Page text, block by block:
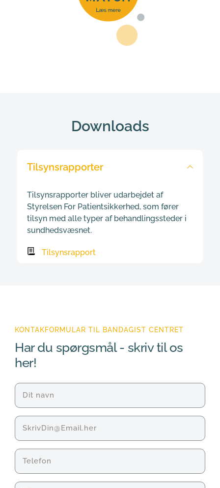
Downloads
Tilsynsrapporter
Tilsynsrapporter bliver udarbejdet af
Styrelsen For Patientsikkerhed, som fører
tilsyn med alle typer af behandlingssteder i
sundhedsvæsnet.
Tilsynsrapport
KONTAKFORMULAR TIL BANDAGIST CENTRET
Har du spørgsmål - skriv til os
her!
Navn
E-
mail
Telefon
Fil